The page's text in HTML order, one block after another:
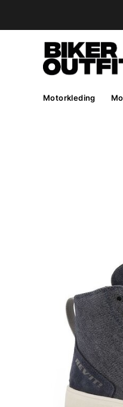
Motorkleding